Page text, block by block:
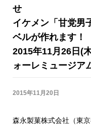
せ
イケメン「甘党男
ベルが作れます！
2015年11月26日(
ォーレミュージア
2015年11月20日
森永製菓株式会社（東